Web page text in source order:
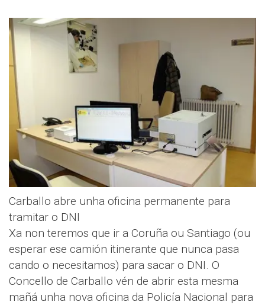
Carballo abre unha oficina permanente para
tramitar o DNI
Xa non teremos que ir a Coruña ou Santiago (ou
esperar ese camión itinerante que nunca pasa
cando o necesitamos) para sacar o DNI. O
Concello de Carballo vén de abrir esta mesma
mañá unha nova oficina da Policía Nacional para